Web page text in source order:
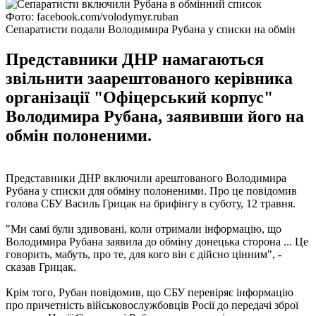
Фото: facebook.com/volodymyr.ruban
Сепаратисти подали Володимира Рубана у списки на обмін
Представники ДНР намагаються
звільнити заарештованого керівника
організації "Офіцерський корпус"
Володимира Рубана, заявивши його на
обмін полоненими.
Представники ДНР включили арештованого Володимира
Рубана у списки для обміну полоненими. Про це повідомив
голова СБУ Василь Грицак на брифінгу в суботу, 12 травня.
"Ми самі були здивовані, коли отримали інформацію, що
Володимира Рубана заявила до обміну донецька сторона ... Це
говорить, мабуть, про те, для кого він є дійсно цінним", -
сказав Грицак.
Крім того, Рубан повідомив, що СБУ перевіряє інформацію
про причетність військовослужбовців Росії до передачі зброї